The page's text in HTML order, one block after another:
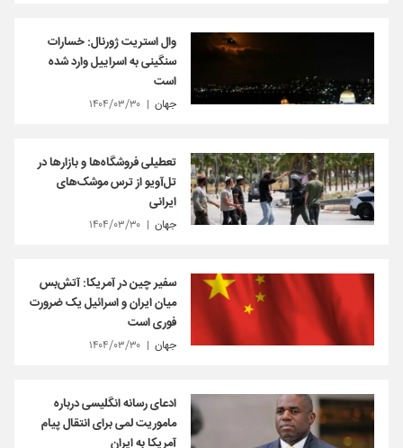
وال استریت ژورنال: خسارات
سنگینی به اسراییل وارد شده
است
جهان ۱۴۰۴/۰۳/۳۰
تعطیلی فروشگاه‌ها و بازارها در
تل‌آویو از ترس موشک‌های
ایرانی
جهان ۱۴۰۴/۰۳/۳۰
سفیر چین در آمریکا: آتش‌بس
میان ایران و اسرائیل یک ضرورت
فوری است
جهان ۱۴۰۴/۰۳/۳۰
ادعای رسانه انگلیسی درباره
ماموریت لمی برای انتقال پیام
آمریکا به ایران